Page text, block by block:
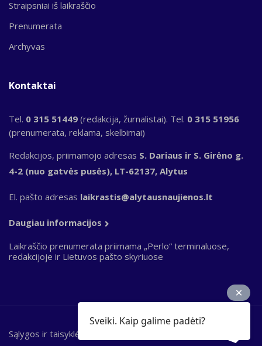
Straipsniai iš laikraščio
Prenumerata
Archyvas
Kontaktai
Tel. 0 315 51449 (redakcija, žurnalistai). Tel. 0 315 51956
(prenumerata, reklama, skelbimai)
Redakcijos, priimamojo adresas S. Dariaus ir S. Girėno g.
4-2 (nuo gatvės pusės), LT-62137, Alytus
El. pašto adresas laikrastis@alytausnaujienos.lt
Daugiau informacijos
Laikraščio prenumerata priimama „Perlo“ terminaluose,
redakcijoje ir Lietuvos pašto skyriuose
Bottom
Sąlygos ir taisyklės
Sveiki. Kaip galime padėti?